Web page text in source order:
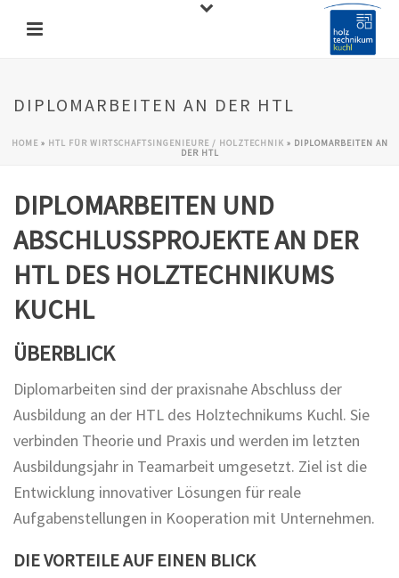
DIPLOMARBEITEN AN DER HTL
HOME» HTL FÜR WIRTSCHAFTSINGENIEURE / HOLZTECHNIK » DIPLOMARBEITEN AN
DER HTL
DIPLOMARBEITEN UND
ABSCHLUSSPROJEKTE AN DER
HTL DES HOLZTECHNIKUMS
KUCHL
ÜBERBLICK
Diplomarbeiten sind der praxisnahe Abschluss der
Ausbildung an der HTL des Holztechnikums Kuchl. Sie
verbinden Theorie und Praxis und werden im letzten
Ausbildungsjahr in Teamarbeit umgesetzt. Ziel ist die
Entwicklung innovativer Lösungen für reale
Aufgabenstellungen in Kooperation mit Unternehmen.
DIE VORTEILE AUF EINEN BLICK